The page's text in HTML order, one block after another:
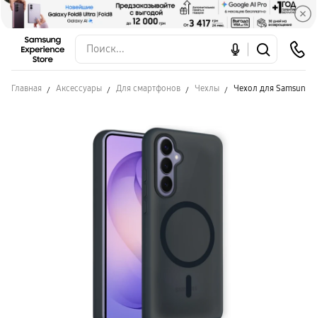
Главная Аксессуары Для смартфонов Чехлы Чехол для Samsung